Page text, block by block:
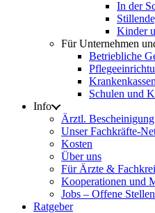
In der
Kinder
Für Unternehmen
Betriebliche
Krankenkassen
Schulen und
Info
Ärztl.
Unser Fachkräfte-
Kosten
Über uns
Für Ärzte &
Kooperationen und
Jobs – Offene Stellen
Ratgeber